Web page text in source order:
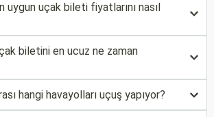
uygun uçak bileti fiyatlarını nasıl
biletini en ucuz ne zaman
hangi havayolları uçuş yapıyor?